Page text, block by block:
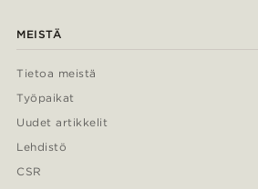
MEISTÄ
Tietoa meistä
Työpaikat
Uudet artikkelit
Lehdistö
CSR